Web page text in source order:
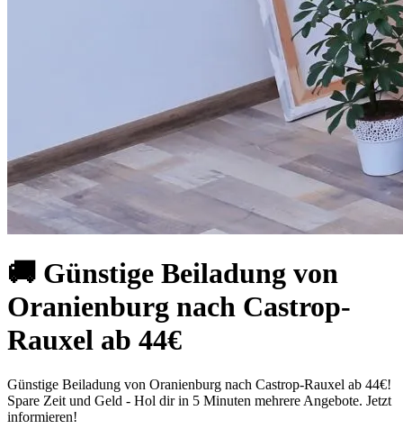
🚚 Günstige Beiladung von
Oranienburg nach Castrop-
Rauxel ab 44€
Günstige Beiladung von Oranienburg nach Castrop-Rauxel ab 44€!
Spare Zeit und Geld - Hol dir in 5 Minuten mehrere Angebote. Jetzt
informieren!